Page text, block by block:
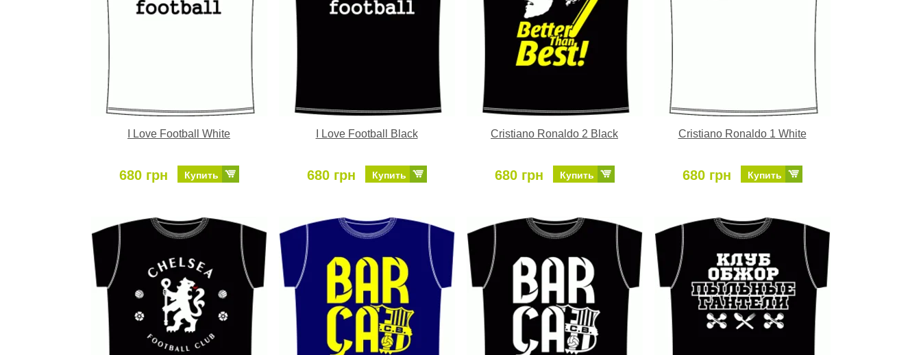
I Love Football White
680 грн Купить
I Love Football Black
680 грн Купить
Cristiano Ronaldo 2 Black
680 грн Купить
Cristiano Ronaldo 1 White
680 грн Купить